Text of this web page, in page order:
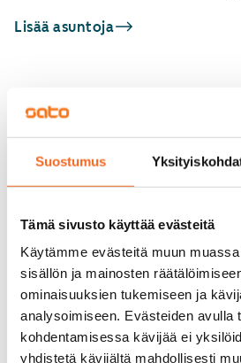
Suostumus
Tämä sivusto käyttää evästeitä
Käytämme evästeitä muun
sisällön ja mainosten
ominaisuuksien tukemiseen ja
analysoimiseen. Evästeiden avulla
kohdentamisessa kävijää ei
yhdistetä kävijältä mahdollisesti
Lisää asuntoja
Sinua saattaisi
21
ARA
Leikosaarentie 12
66 m² · 2h+k+s
Heti vapaa